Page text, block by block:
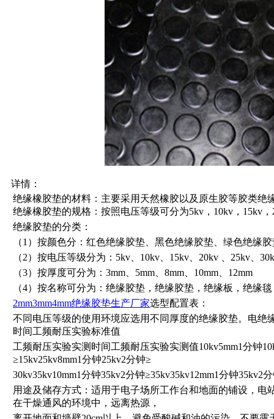
详情：
绝缘橡胶垫的材料：主要采用天然橡胶以及原生胶等胶类绝
绝缘橡胶垫的规格：按照电压等级可分为5kv，10kv，15kv
绝缘胶垫的分类：
（1）按颜色分：红色绝缘胶垫、黑色绝缘胶垫、绿色绝缘
（2）按电压等级分为：5kv、10kv、15kv、20kv 、25kv、
（3）按厚度可分为：3mm、5mm、8mm、10mm、12mm
（4）按名称可分为：绝缘胶垫，绝缘胶垫，绝缘板，绝缘
2mm3mm4mm绝缘胶垫生产厂家选型配置表：
不同电压等级的使用环境应选用不同厚度的绝缘胶垫。电绝
时间工频耐压实验标准值
工频耐压实验实测时间工频耐压实验实测值10kv5mm1分钟
≥15kv25kv8mm1分钟25kv2分钟≥
30kv35kv10mm1分钟35kv2分钟≥35kv35kv12mm1分钟35kv2
用途及储存方式：适用于电子场所工作台和地面的铺设，电
在干燥通风的环境中，远离热源，